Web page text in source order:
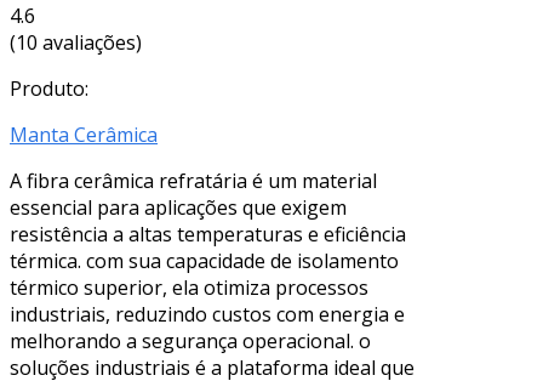
4.6
(10 avaliações)
Produto:
Manta Cerâmica
A fibra cerâmica refratária é um material
essencial para aplicações que exigem
resistência a altas temperaturas e eficiência
térmica. com sua capacidade de isolamento
térmico superior, ela otimiza processos
industriais, reduzindo custos com energia e
melhorando a segurança operacional. o
soluções industriais é a plataforma ideal que